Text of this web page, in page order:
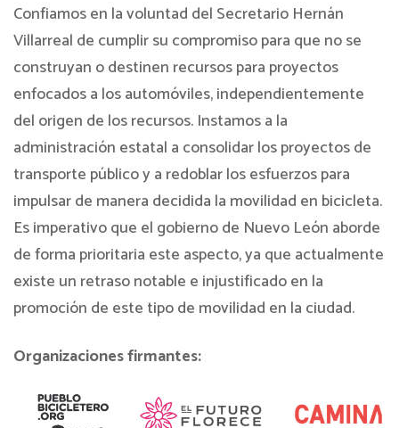
Confiamos en la voluntad del Secretario Hernán
Villarreal de cumplir su compromiso para que no se
construyan o destinen recursos para proyectos
enfocados a los automóviles, independientemente
del origen de los recursos. Instamos a la
administración estatal a consolidar los proyectos de
transporte público y a redoblar los esfuerzos para
impulsar de manera decidida la movilidad en bicicleta.
Es imperativo que el gobierno de Nuevo León aborde
de forma prioritaria este aspecto, ya que actualmente
existe un retraso notable e injustificado en la
promoción de este tipo de movilidad en la ciudad.
Organizaciones firmantes: